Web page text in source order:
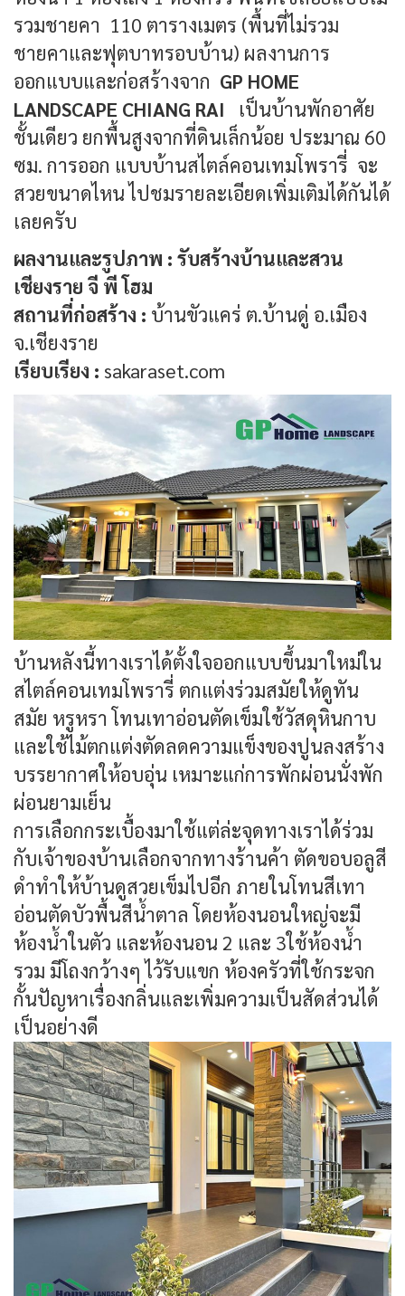
รวมชายคา 110 ตารางเมตร (พื้นที่ไม่รวม
ชายคาและฟุตบาทรอบบ้าน) ผลงานการ
ออกแบบและก่อสร้างจาก GP HOME
LANDSCAPE CHIANG RAI
เป็นบ้านพักอาศัย
ชั้นเดียว ยกพื้นสูงจากที่ดินเล็กน้อย ประมาณ 60
ซม. การออก แบบบ้านสไตล์คอนเทมโพรารี่ จะ
สวยขนาดไหน ไปชมรายละเอียดเพิ่มเติมได้กันได้
เลยครับ
ผลงานและรูปภาพ : รับสร้างบ้านและสวน
เชียงราย จี พี โฮม
สถานที่ก่อสร้าง : บ้านขัวแคร่ ต.บ้านดู่ อ.เมือง
จ.เชียงราย
เรียบเรียง : sakaraset.com
บ้านหลังนี้ทางเราได้ตั้งใจออกแบบขึ้นมาใหม่ใน
สไตล์คอนเทมโพรารี่ ตกแต่งร่วมสมัยให้ดูทัน
สมัย หรูหรา โทนเทาอ่อนตัดเข็มใช้วัสดุหินกาบ
และใช้ไม้ตกแต่งตัดลดความแข็งของปูนลงสร้าง
บรรยากาศให้อบอุ่น เหมาะแก่การพักผ่อนนั่งพัก
ผ่อนยามเย็น
การเลือกกระเบื้องมาใช้แต่ล่ะจุดทางเราได้ร่วม
กับเจ้าของบ้านเลือกจากทางร้านค้า ตัดขอบอลูสี
ดำทำให้บ้านดูสวยเข็มไปอีก ภายในโทนสีเทา
อ่อนตัดบัวพื้นสีน้ำตาล โดยห้องนอนใหญ่จะมี
ห้องน้ำในตัว และห้องนอน 2 และ 3ใช้ห้องน้ำ
รวม มีโถงกว้างๆ ไว้รับแขก ห้องครัวที่ใช้กระจก
กั้นปัญหาเรื่องกลิ่นและเพิ่มความเป็นสัดส่วนได้
เป็นอย่างดี